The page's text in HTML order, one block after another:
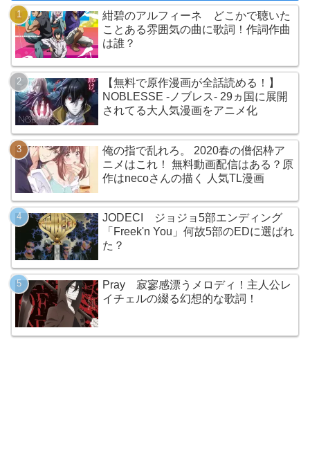
紺碧のアルフィーネ どこかで聴いた
ことある雰囲気の曲に歌詞！作詞作曲
は誰？
【無料で原作漫画が全話読める！】
NOBLESSE -ノブレス- 29ヵ国に展開
されてる大人気漫画をアニメ化
俺の指で乱れろ。 2020春の僧侶枠ア
ニメはこれ！ 無料動画配信はある？原
作はnecoさんの描く 人気TL漫画
JODECI ジョジョ5部エンディング
「Freek'n You」何故5部のEDに選ばれ
た？
Pray 寂寥感漂うメロディ！主人公レ
イチェルの綴る幻想的な歌詞！